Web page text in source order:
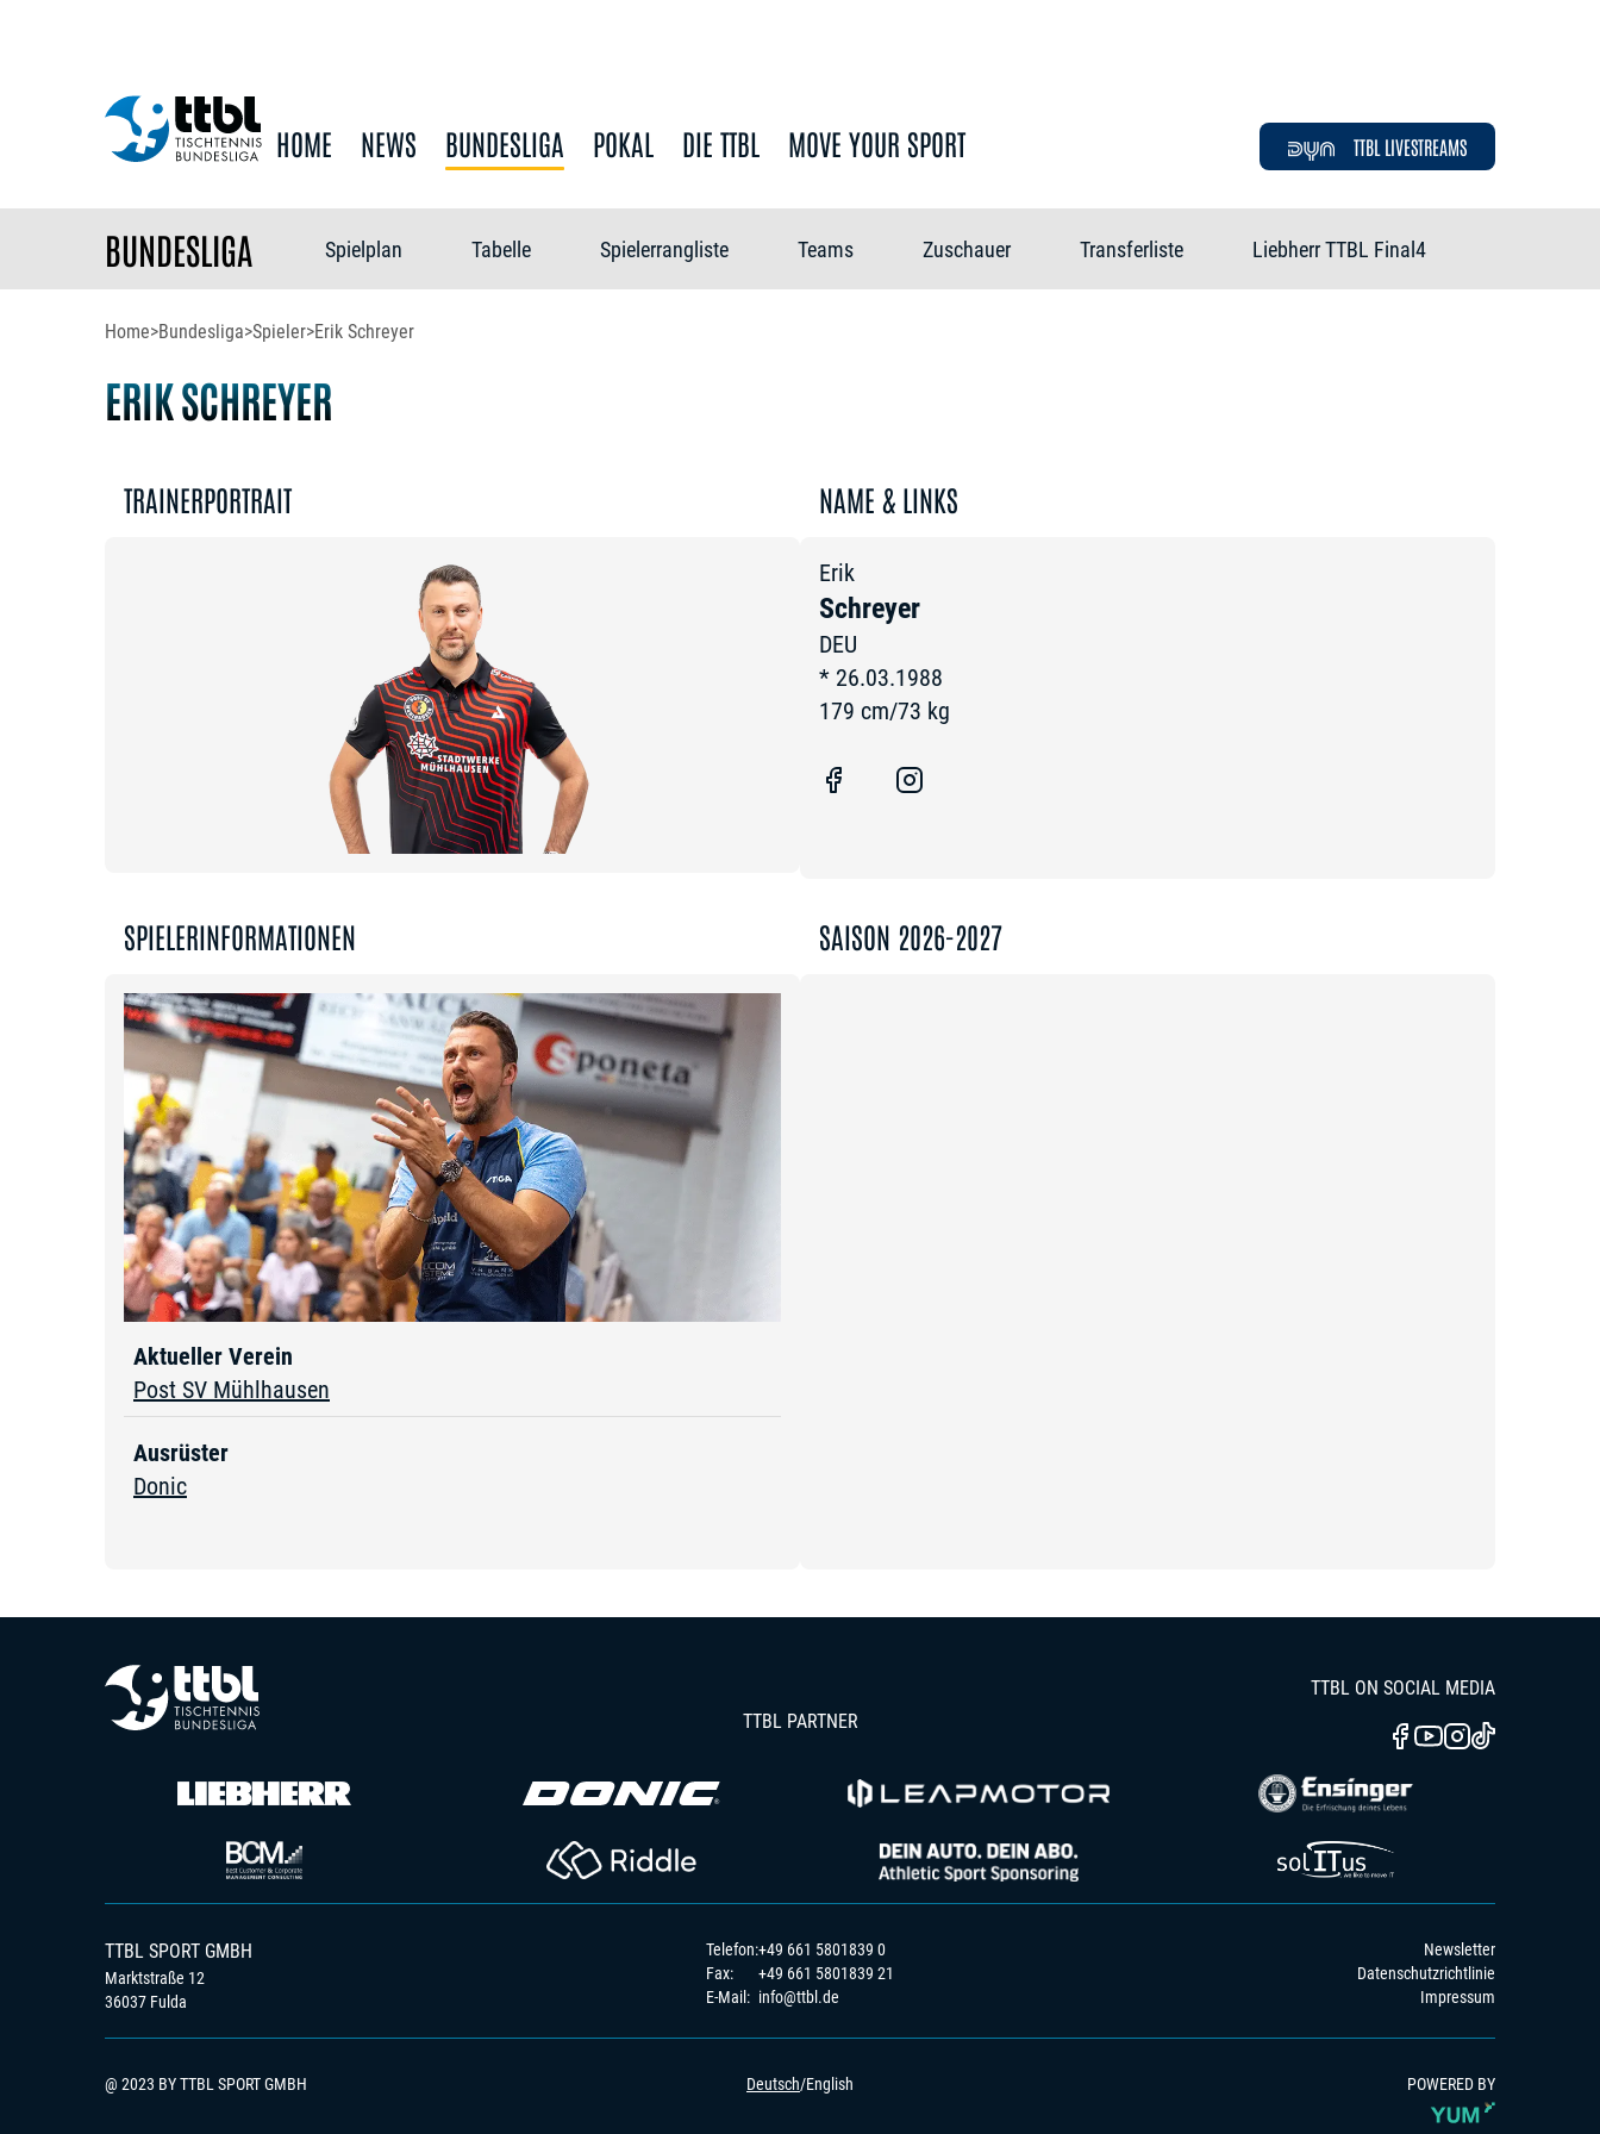
HOME NEWS BUNDESLIGA POKAL DIE TTBL MOVE YOUR SPORT TTBL LIVESTREAMS
BUNDESLIGA Spielplan Tabelle Spielerrangliste Teams Zuschauer Transferliste Liebherr TTBL Final4
Home>Bundesliga>Spieler>Erik Schreyer
ERIK SCHREYER
TRAINERPORTRAIT NAME & LINKS
Erik
Schreyer
DEU
* 26.03.1988
179 cm/73 kg
SPIELERINFORMATIONEN
Aktueller Verein
Post SV Mühlhausen
Ausrüster
Donic
SAISON 2026-2027
TTBL PARTNER
TTBL ON SOCIAL MEDIA
TTBL SPORT GMBH
Marktstraße 12
36037 Fulda
Telefon:
Fax:
E-Mail:
+49 661 5801839 0
+49 661 5801839 21
info@ttbl.de
Newsletter
Datenschutzrichtlinie
Impressum
@ 2023 BY TTBL SPORT GMBH Deutsch/English POWERED BY